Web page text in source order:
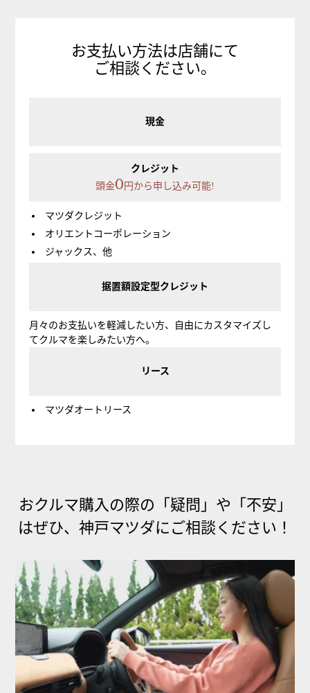
お支払い方法は店舗にて
ご相談ください。
現金
クレジット
頭金0円から申し込み可能!
マツダクレジット
オリエントコーポレーション
ジャックス、他
据置額設定型クレジット
月々のお支払いを軽減したい方、自由にカスタマイズし
てクルマを楽しみたい方へ。
リース
マツダオートリース
おクルマ購入の際の「疑問」や「不安」
はぜひ、神戸マツダにご相談ください！